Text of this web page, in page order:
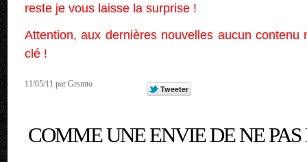
reste je vous laisse la surprise !
Attention, aux dernières nouvelles aucun contenu
clé !
11/05/11 par Grsmto
COMME UNE ENVIE DE NE